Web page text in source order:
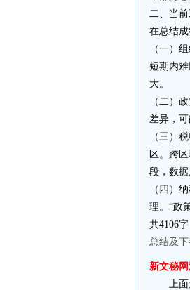
二、当
在总结
（一）
短期内
大。
（二）
差异，
（三）
区。跨
段，数
（四）
理。“政
共4106
总结及下
新文秘网
上面为